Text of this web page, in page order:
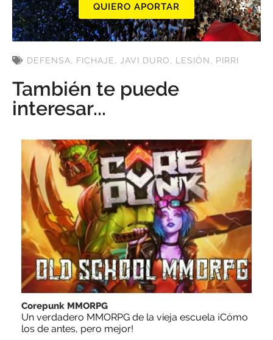
QUIERO APORTAR
DEFENSA, FICHAJE, JAVI DURO, LESIÓN, PIRRI
También te puede
interesar...
Corepunk MMORPG
Un verdadero MMORPG de la vieja escuela ¡Cómo
los de antes, pero mejor!